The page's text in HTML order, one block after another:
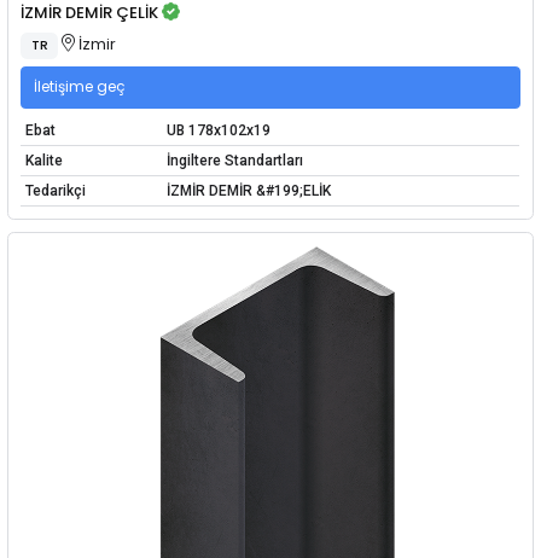
İZMİR DEMİR ÇELİK
TR İzmir
İletişime geç
Ebat
UB 178x102x19
Kalite
İngiltere Standartları
Tedarikçi
İZMİR DEMİR &#199;ELİK